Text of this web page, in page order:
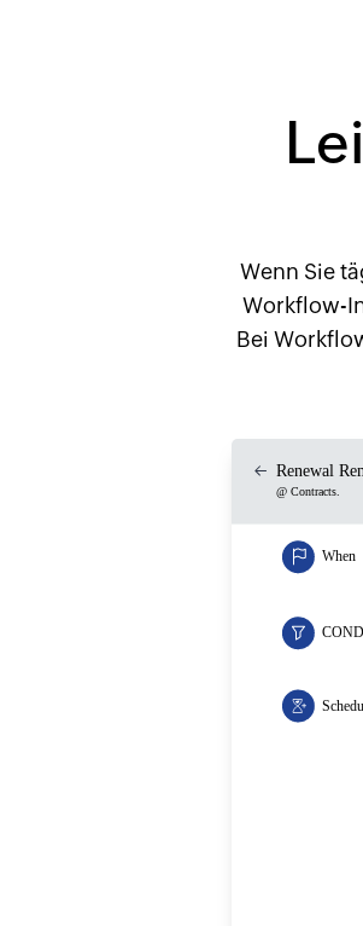
Wenn Sie
Workflow-
Bei